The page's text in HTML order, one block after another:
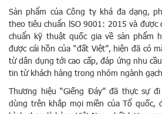
Sản phẩm của Công ty khá đa dạng,
theo tiêu chuẩn lSO 9001: 2015 và
chuẩn kỹ thuật quốc gia về sản phẩm
được cái hồn của “đất Việt”, hiện đã có
từ dân dụng tới cao cấp, đáp ứng nhu
tin từ khách hàng trong nhóm ngành
Thương hiệu “Giếng Đáy” đã thực sự
dùng trên khắp mọi miền của Tổ quốc,